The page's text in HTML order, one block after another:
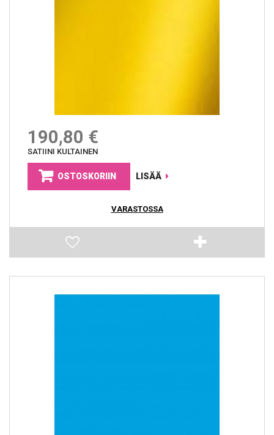
190,80 €
SATIINI KULTAINEN
OSTOSKORIIN LISÄÄ
VARASTOSSA